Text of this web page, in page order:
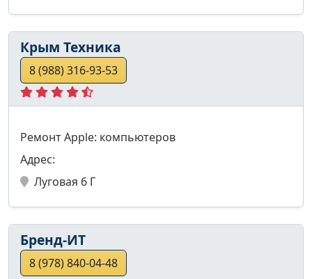
Крым Техника
8 (988) 316-93-53
Ремонт Apple: компьютеров
Адрес:
Луговая 6 Г
Бренд-ИТ
8 (978) 840-04-48